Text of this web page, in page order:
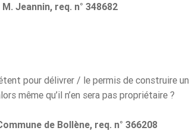
Jeannin, req. n° 348682
pour délivrer / le permis de construire un
même qu’il n’en sera pas propriétaire ?
de Bollène, req. n° 366208